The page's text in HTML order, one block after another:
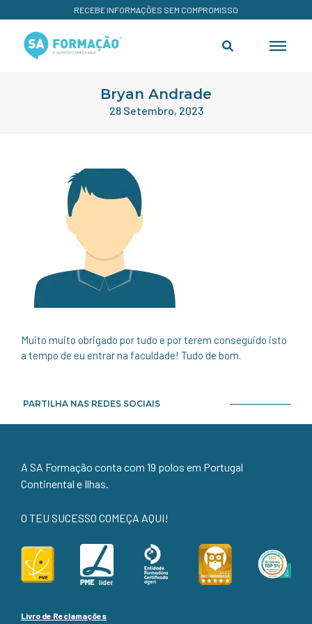
RECEBE INFORMAÇÕES SEM COMPROMISSO
Bryan Andrade
28 Setembro, 2023
Muito muito obrigado por tudo e por terem conseguido isto
a tempo de eu entrar na faculdade! Tudo de bom.
PARTILHA NAS REDES SOCIAIS
A SA Formação conta com 19 polos em Portugal
Continental e Ilhas.
O TEU SUCESSO COMEÇA AQUI!
Livro de Reclamações